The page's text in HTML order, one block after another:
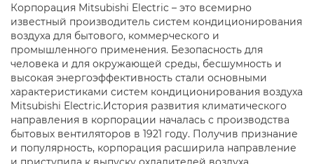
Корпорация Mitsubishi Electric – это всемирно
известный производитель систем кондиционирования
воздуха для бытового, коммерческого и
промышленного применения. Безопасность для
человека и для окружающей среды, бесшумность и
высокая энергоэффективность стали основными
характеристиками систем кондиционирования воздуха
Mitsubishi Electric.История развития климатического
направления в корпорации началась с производства
бытовых вентиляторов в 1921 году. Получив признание
и популярность, корпорация расширила направление